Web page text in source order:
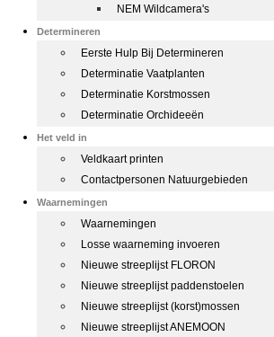
NEM Wildcamera's
Determineren
Eerste Hulp Bij Determineren
Determinatie Vaatplanten
Determinatie Korstmossen
Determinatie Orchideeën
Het veld in
Veldkaart printen
Contactpersonen Natuurgebieden
Waarnemingen
Waarnemingen
Losse waarneming invoeren
Nieuwe streeplijst FLORON
Nieuwe streeplijst paddenstoelen
Nieuwe streeplijst (korst)mossen
Nieuwe streeplijst ANEMOON